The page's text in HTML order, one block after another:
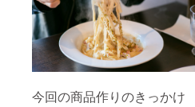
今回の商品作りのきっかけ